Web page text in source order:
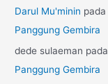
Darul Mu'minin pada
Panggung Gembira
dede sulaeman pada
Panggung Gembira